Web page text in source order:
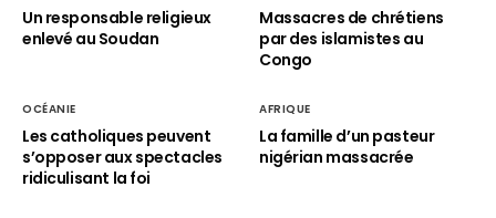
Un responsable religieux
enlevé au Soudan
Massacres de chrétiens
par des islamistes au
Congo
OCÉANIE
Les catholiques peuvent
s’opposer aux spectacles
ridiculisant la foi
AFRIQUE
La famille d’un pasteur
nigérian massacrée